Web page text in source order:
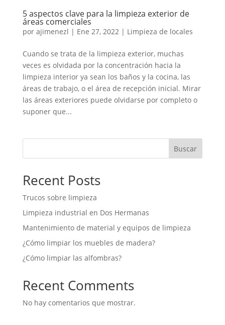
5 aspectos clave para la limpieza exterior de
áreas comerciales
por ajimenezl | Ene 27, 2022| Limpieza de locales
Cuando se trata de la limpieza exterior, muchas
veces es olvidada por la concentración hacia la
limpieza interior ya sean los baños y la cocina, las
áreas de trabajo, o el área de recepción inicial. Mirar
las áreas exteriores puede olvidarse por completo o
suponer que...
Buscar
Recent Posts
Trucos sobre limpieza
Limpieza industrial en Dos Hermanas
Mantenimiento de material y equipos de limpieza
¿Cómo limpiar los muebles de madera?
¿Cómo limpiar las alfombras?
Recent Comments
No hay comentarios que mostrar.